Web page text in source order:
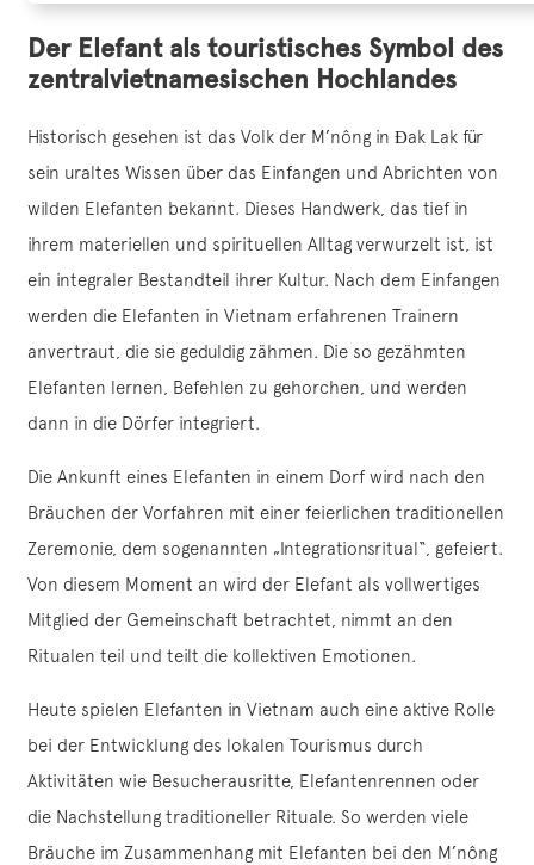
Der Elefant als touristisches Symbol des
zentralvietnamesischen Hochlandes
Historisch gesehen ist das Volk der M’nông in Đak Lak für
sein uraltes Wissen über das Einfangen und Abrichten von
wilden Elefanten bekannt. Dieses Handwerk, das tief in
ihrem materiellen und spirituellen Alltag verwurzelt ist, ist
ein integraler Bestandteil ihrer Kultur. Nach dem Einfangen
werden die Elefanten in Vietnam erfahrenen Trainern
anvertraut, die sie geduldig zähmen. Die so gezähmten
Elefanten lernen, Befehlen zu gehorchen, und werden
dann in die Dörfer integriert.
Die Ankunft eines Elefanten in einem Dorf wird nach den
Bräuchen der Vorfahren mit einer feierlichen traditionellen
Zeremonie, dem sogenannten „Integrationsritual“, gefeiert.
Von diesem Moment an wird der Elefant als vollwertiges
Mitglied der Gemeinschaft betrachtet, nimmt an den
Ritualen teil und teilt die kollektiven Emotionen.
Heute spielen Elefanten in Vietnam auch eine aktive Rolle
bei der Entwicklung des lokalen Tourismus durch
Aktivitäten wie Besucherausritte, Elefantenrennen oder
die Nachstellung traditioneller Rituale. So werden viele
Bräuche im Zusammenhang mit Elefanten bei den M’nông